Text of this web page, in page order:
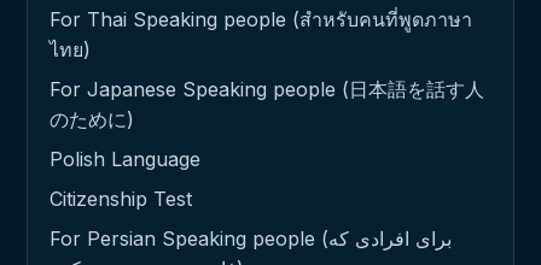
For Thai Speaking people (สำหรับคนที่พูดภาษา
ไทย)
For Japanese Speaking people (日本語を話す人
のために)
Polish Language
Citizenship Test
For Persian Speaking people (برای افرادی که